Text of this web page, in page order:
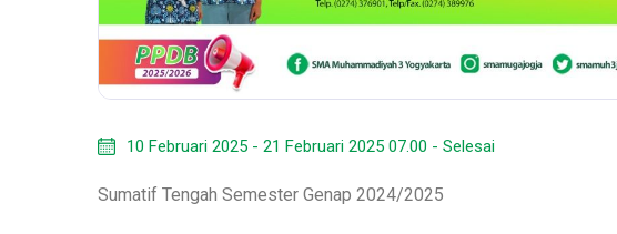
10 Februari 2025 - 21 Februari 2025 07.00 - Selesai
Sumatif Tengah Semester Genap 2024/2025